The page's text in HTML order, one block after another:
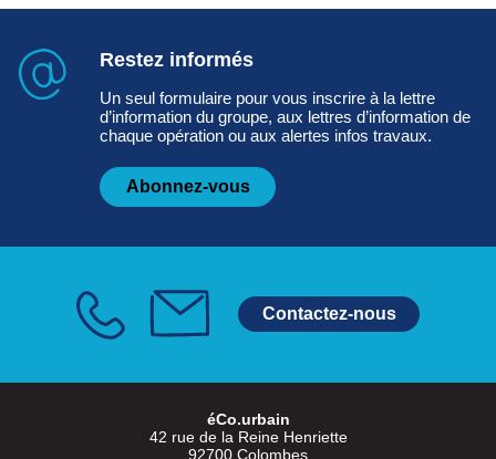
Restez informés
Un seul formulaire pour vous inscrire à la lettre
d’information du groupe, aux lettres d’information de
chaque opération ou aux alertes infos travaux.
Abonnez-vous
Contactez-nous
éCo.urbain
42 rue de la Reine Henriette
92700 Colombes